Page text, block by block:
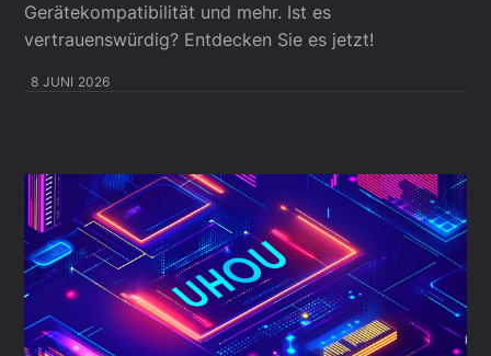
Gerätekompatibilität und mehr. Ist es
vertrauenswürdig? Entdecken Sie es jetzt!
8 JUNI 2026